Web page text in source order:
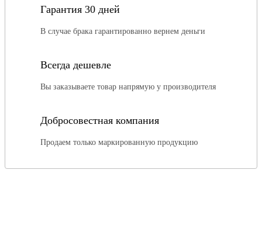
Гарантия 30 дней
В случае брака гарантированно вернем деньги
Всегда дешевле
Вы заказываете товар напрямую у производителя
Добросовестная компания
Продаем только маркированную продукцию